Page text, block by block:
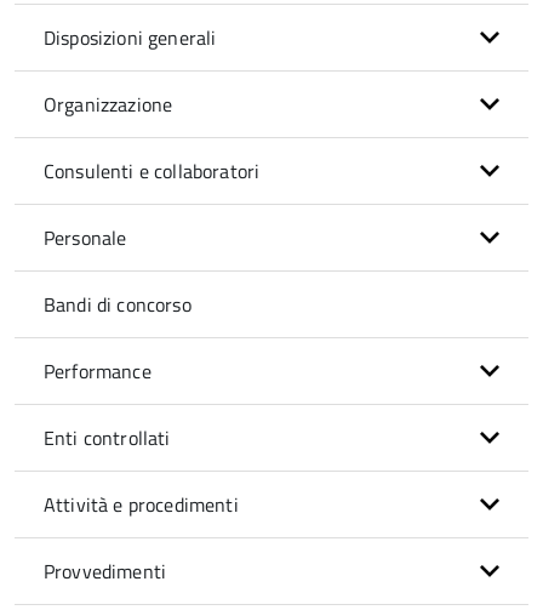
Disposizioni generali
Organizzazione
Consulenti e collaboratori
Personale
Bandi di concorso
Performance
Enti controllati
Attività e procedimenti
Provvedimenti